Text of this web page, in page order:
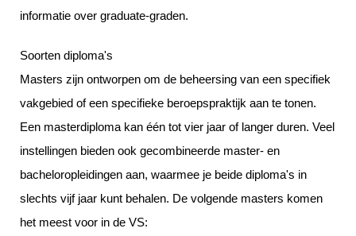
informatie over graduate-graden.
Soorten diploma's
Masters zijn ontworpen om de beheersing van een specifiek
vakgebied of een specifieke beroepspraktijk aan te tonen.
Een masterdiploma kan één tot vier jaar of langer duren. Veel
instellingen bieden ook gecombineerde master- en
bacheloropleidingen aan, waarmee je beide diploma's in
slechts vijf jaar kunt behalen. De volgende masters komen
het meest voor in de VS: